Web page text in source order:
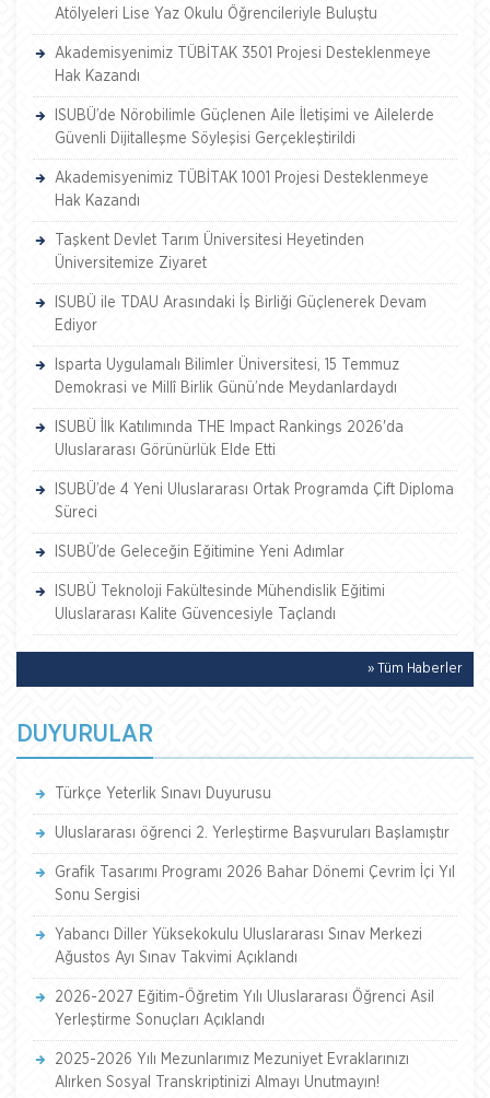
Atölyeleri Lise Yaz Okulu Öğrencileriyle Buluştu
Akademisyenimiz TÜBİTAK 3501 Projesi Desteklenmeye
Hak Kazandı
ISUBÜ’de Nörobilimle Güçlenen Aile İletişimi ve Ailelerde
Güvenli Dijitalleşme Söyleşisi Gerçekleştirildi
Akademisyenimiz TÜBİTAK 1001 Projesi Desteklenmeye
Hak Kazandı
Taşkent Devlet Tarım Üniversitesi Heyetinden
Üniversitemize Ziyaret
ISUBÜ ile TDAU Arasındaki İş Birliği Güçlenerek Devam
Ediyor
Isparta Uygulamalı Bilimler Üniversitesi, 15 Temmuz
Demokrasi ve Millî Birlik Günü’nde Meydanlardaydı
ISUBÜ İlk Katılımında THE Impact Rankings 2026'da
Uluslararası Görünürlük Elde Etti
ISUBÜ’de 4 Yeni Uluslararası Ortak Programda Çift Diploma
Süreci
ISUBÜ’de Geleceğin Eğitimine Yeni Adımlar
ISUBÜ Teknoloji Fakültesinde Mühendislik Eğitimi
Uluslararası Kalite Güvencesiyle Taçlandı
» Tüm Haberler
DUYURULAR
Türkçe Yeterlik Sınavı Duyurusu
Uluslararası öğrenci 2. Yerleştirme Başvuruları Başlamıştır
Grafik Tasarımı Programı 2026 Bahar Dönemi Çevrim İçi Yıl
Sonu Sergisi
Yabancı Diller Yüksekokulu Uluslararası Sınav Merkezi
Ağustos Ayı Sınav Takvimi Açıklandı
2026-2027 Eğitim-Öğretim Yılı Uluslararası Öğrenci Asil
Yerleştirme Sonuçları Açıklandı
2025-2026 Yılı Mezunlarımız Mezuniyet Evraklarınızı
Alırken Sosyal Transkriptinizi Almayı Unutmayın!